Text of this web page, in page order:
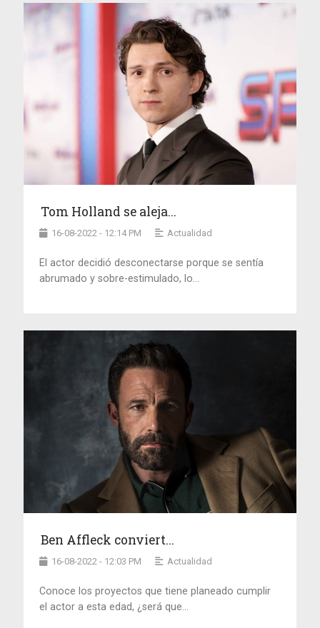
Tom Holland se aleja...
16-08-2022 - 12:14 PM Actualidad
El actor decidió desconectarse porque se sentía
abrumado y sobre-estimulado, lo...
Ben Affleck conviert...
16-08-2022 - 12:03 PM Actualidad
Conoce los proyectos que tiene planeado cumplir
el actor a esta edad, ¿será que...